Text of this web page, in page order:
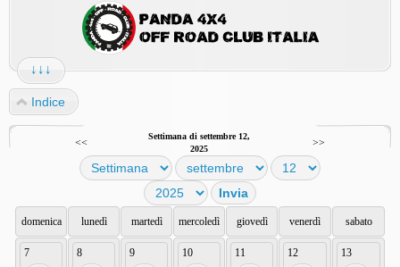
↓↓↓
Indice
<<
Settimana di settembre 12,
2025
>>
domenica lunedì martedì mercoledì giovedì venerdì sabato
7 8 9 10 11 12 13